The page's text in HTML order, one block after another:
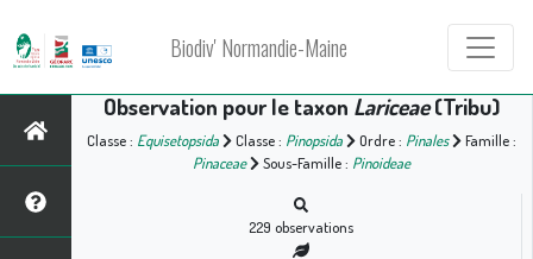
Biodiv' Normandie-Maine
Observation pour le taxon Lariceae(Tribu)
Classe : Equisetopsida Classe : Pinopsida Ordre : Pinales
Famille :
Pinaceae
Sous-Famille : Pinoideae
229 observations